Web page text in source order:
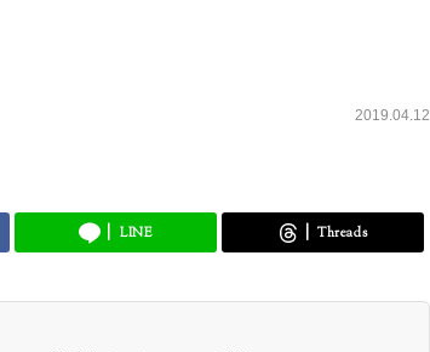
2019.04.12
LINE Threads